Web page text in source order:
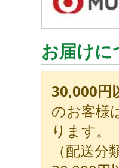
お届けに
30,000円
のお客様
ります。
（配送